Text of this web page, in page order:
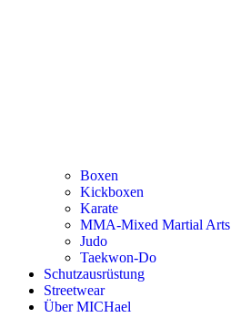
Boxen
Kickboxen
Karate
MMA-Mixed Martial Arts
Judo
Taekwon-Do
Schutzausrüstung
Streetwear
Über MICHael